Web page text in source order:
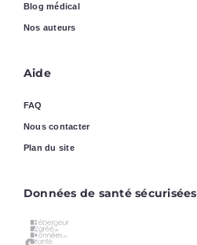
Blog médical
Nos auteurs
Aide
FAQ
Nous contacter
Plan du site
Données de santé sécurisées